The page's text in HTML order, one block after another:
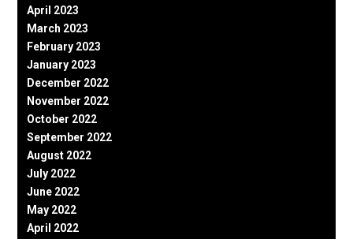
April 2023
March 2023
February 2023
January 2023
December 2022
November 2022
October 2022
September 2022
August 2022
July 2022
June 2022
May 2022
April 2022